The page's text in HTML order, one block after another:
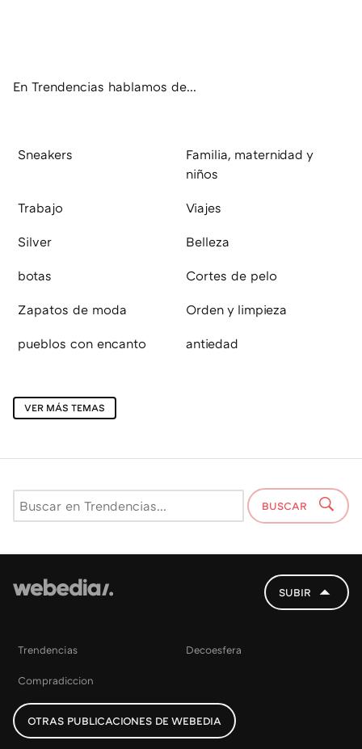
En Trendencias hablamos de...
Sneakers
Familia, maternidad y
niños
Trabajo Viajes
Silver Belleza
botas Cortes de pelo
Zapatos de moda Orden y limpieza
pueblos con encanto antiedad
VER MÁS TEMAS
BUSCAR
SUBIR
Trendencias Decoesfera
Compradiccion
OTRAS PUBLICACIONES DE WEBEDIA